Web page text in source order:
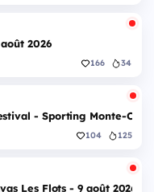
2026
166 34
- Sporting Monte-
104 125
Les Flots - 9 août 2026